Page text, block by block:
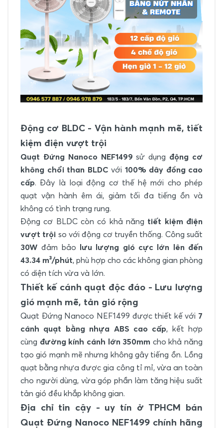
Động cơ BLDC - Vận hành mạnh mẽ, tiết
kiệm điện vượt trội
Quạt Đứng Nanoco NEF1499 sử dụng động cơ
không chổi than BLDC với 100% dây đồng cao
cấp. Đây là loại động cơ thế hệ mới cho phép
quạt vận hành êm ái, giảm tối đa tiếng ồn và
không có tình trạng rung.
Động cơ BLDC còn có khả năng tiết kiệm điện
vượt trội so với động cơ truyền thống. Công suất
30W đảm bảo lưu lượng gió cực lớn lên đến
43.34 m³/phút, phù hợp cho các không gian phòng
có diện tích vừa và lớn.
Thiết kế cánh quạt độc đáo - Lưu lượng
gió mạnh mẽ, tản gió rộng
Quạt Đứng Nanoco NEF1499 được thiết kế với 7
cánh quạt bằng nhựa ABS cao cấp, kết hợp
cùng đường kính cánh lớn 350mm cho khả năng
tạo gió mạnh mẽ nhưng không gây tiếng ồn. Lồng
quạt bằng nhựa được gia công tỉ mỉ, vừa an toàn
cho người dùng, vừa góp phần làm tăng hiệu suất
tản gió đều khắp không gian.
Địa chỉ tin cậy - uy tín ở TPHCM bán
Quạt Đứng Nanoco NEF1499 chính hãng